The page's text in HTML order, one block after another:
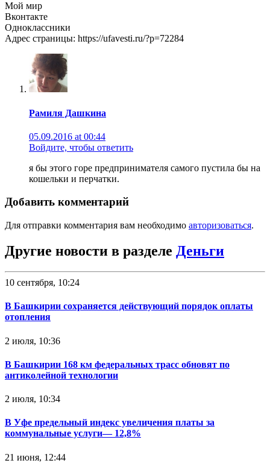
Мой мир
Вконтакте
Одноклассники
Адрес страницы: https://ufavesti.ru/?p=72284
Рамиля Дашкина
05.09.2016 at 00:44
Войдите, чтобы ответить
я бы этого горе предпринимателя самого пустила бы на
кошельки и перчатки.
Добавить комментарий
Для отправки комментария вам необходимо авторизоваться.
Другие новости в разделе Деньги
10 сентября, 10:24
В Башкирии сохраняется действующий порядок оплаты
отопления
2 июля, 10:36
В Башкирии 168 км федеральных трасс обновят по
антиколейной технологии
2 июля, 10:34
В Уфе предельный индекс увеличения платы за
коммунальные услуги— 12,8%
21 июня, 12:44